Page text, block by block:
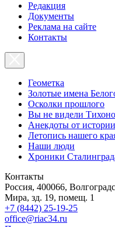
Редакция
Документы
Реклама на сайте
Контакты
Геометка
Золотые имена
Осколки прошлого
Вы не видели
Анекдоты от истории
Летопись нашего
Наши люди
Хроники
Контакты
Россия, 400066,
Мира, зд. 19, помещ. 1
+7 (8442) 25-19-25
office@riac34.ru